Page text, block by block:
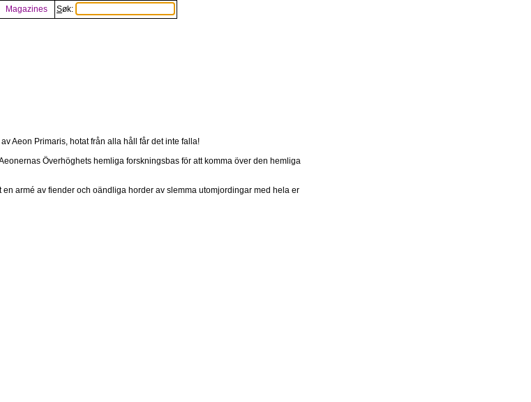
Magazines Søk:
Aeon Primaris, hotat från alla håll får det inte falla!
Överhöghets hemliga forskningsbas för att komma över den hemliga
armé av fiender och oändliga horder av slemma utomjordingar med hela er